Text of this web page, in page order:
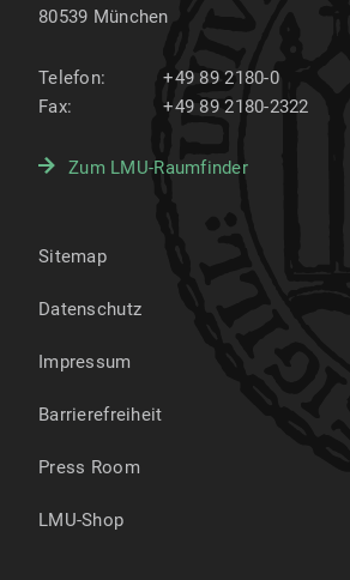
80539 München
Telefon:
+49 89 2180-0
Fax:
+49 89 2180-2322
Zum LMU-Raumfinder
Sitemap
Datenschutz
Impressum
Barrierefreiheit
Press Room
LMU-Shop